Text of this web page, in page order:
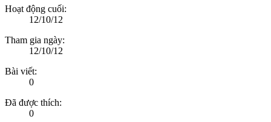
Hoạt động cuối:
12/10/12
Tham gia ngày:
12/10/12
Bài viết:
0
Đã được thích:
0